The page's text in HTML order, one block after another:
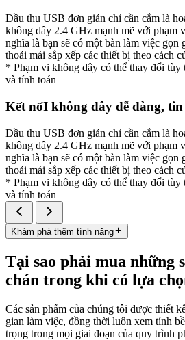
Đầu thu USB đơn giản chỉ cần cắm là
không dây 2.4 GHz mạnh mẽ với phạm
nghĩa là bạn sẽ có một bàn làm việc gọn
thoải mái sắp xếp các thiết bị theo cách
* Phạm vi không dây có thể thay đổi
và tính toán
Kết nốI không dây dễ dàng, tin
Đầu thu USB đơn giản chỉ cần cắm là
không dây 2.4 GHz mạnh mẽ với phạm
nghĩa là bạn sẽ có một bàn làm việc gọn
thoải mái sắp xếp các thiết bị theo cách
* Phạm vi không dây có thể thay đổi
và tính toán
Khám phá thêm tính năng
Tại sao phải mua những
chán trong khi có lựa
Các sản phẩm của chúng tôi được thiết
gian làm việc, đồng thời luôn xem tính
trọng trong mọi giai đoạn của quy trình